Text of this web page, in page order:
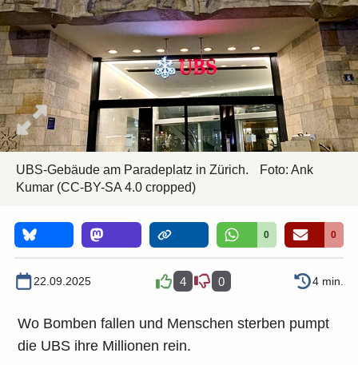
UBS-Gebäude am Paradeplatz in Zürich. Foto: Ank
Kumar (CC-BY-SA 4.0 cropped)
0 0
22.09.2025 4 0 4 min.
Wo Bomben fallen und Menschen sterben pumpt
die UBS ihre Millionen rein.